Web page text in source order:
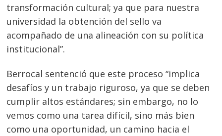
transformación cultural; ya que para nuestra
universidad la obtención del sello va
acompañado de una alineación con su política
institucional”.
Berrocal sentenció que este proceso “implica
desafíos y un trabajo riguroso, ya que se deben
cumplir altos estándares; sin embargo, no lo
vemos como una tarea difícil, sino más bien
como una oportunidad, un camino hacia el